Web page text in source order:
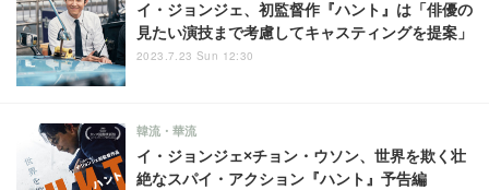
イ・ジョンジェ、初監督作『ハント』は「俳優の
見たい演技まで考慮してキャスティングを提案」
2023.7.23 Sun 12:30
イ・ジョンジェ×チョン・ウソン、世界を欺く壮
絶なスパイ・アクション『ハント』予告編
韓流・華流